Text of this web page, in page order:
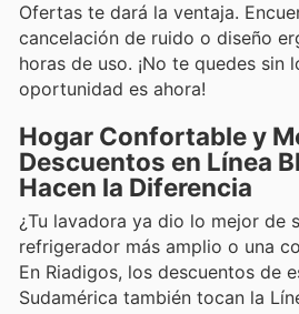
Ofertas te dará la ventaja.
cancelación de ruido o diseño
horas de uso. ¡No te quedes sin
oportunidad es ahora!
Hogar Confortable y
Descuentos en Línea
Hacen la Diferencia
¿Tu lavadora ya dio lo mejor de
refrigerador más amplio o una
En Riadigos, los descuentos de
Sudamérica también tocan la